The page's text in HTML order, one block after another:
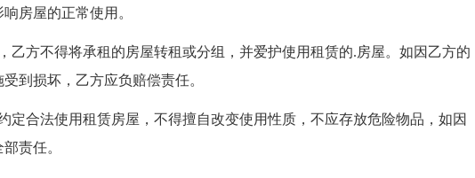
房屋的正常使用。
乙方不得将承租的房屋转租或分组，并爱护使用租赁的.房屋。如因乙方的
到损坏，乙方应负赔偿责任。
定合法使用租赁房屋，不得擅自改变使用性质，不应存放危险物品，如因
责任。